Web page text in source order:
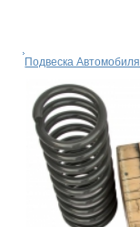
Подвеска Автомобиля